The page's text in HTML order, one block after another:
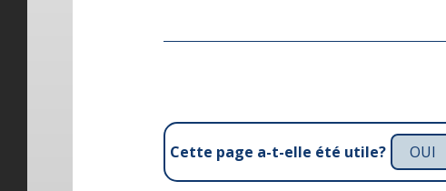
Cette page a-t-elle été utile? OUI